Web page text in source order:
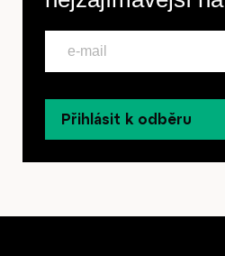
Přihlásit k odběru